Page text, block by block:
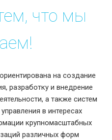
что мы
на создание
разработку и внедрение
а также систем
в интересах
крупномасштабных
различных форм